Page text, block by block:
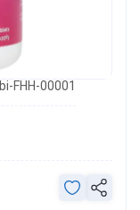
bi-FHH-00001